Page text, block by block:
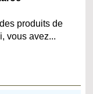
produits de
vous avez...